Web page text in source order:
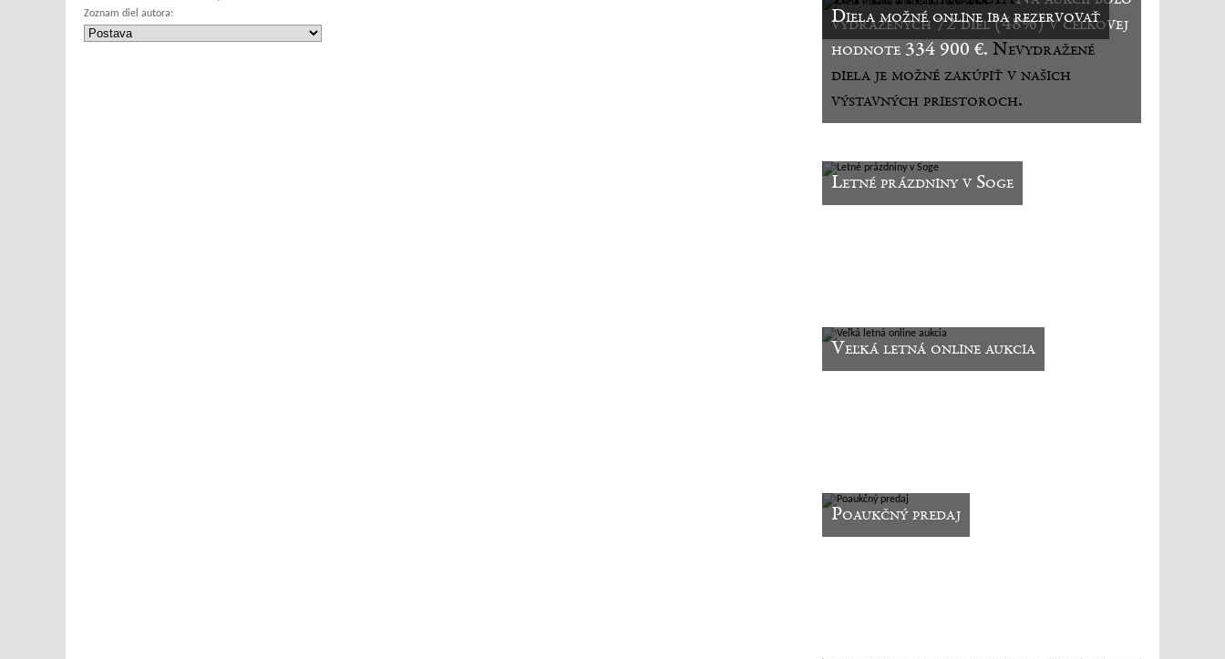
Zoznam diel autora:
vydražených 72 diel (48%) v celkovej
hodnote 334 900 €.Nevydražené
diela je možné zakúpiť v našich
výstavných priestoroch.
Diela možné online iba rezervovať
Letné prázdniny v Soge
Veľká letná online aukcia
Poaukčný predaj